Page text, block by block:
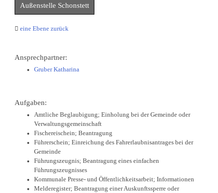
Außenstelle Schonstett
eine Ebene zurück
Ansprechpartner:
Gruber Katharina
Aufgaben:
Amtliche Beglaubigung; Einholung bei der Gemeinde oder
Verwaltungsgemeinschaft
Fischereischein; Beantragung
Führerschein; Einreichung des Fahrerlaubnisantrages bei der
Gemeinde
Führungszeugnis; Beantragung eines einfachen
Führungszeugnisses
Kommunale Presse- und Öffentlichkeitsarbeit; Informationen
Melderegister; Beantragung einer Auskunftssperre oder